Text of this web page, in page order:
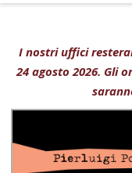
I nostri uffici
24 agosto 2026. Gli